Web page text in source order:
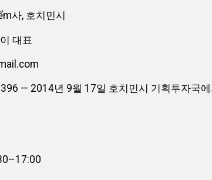
사, 호치민시
대표
— 2014년 9월 17일 호치민시 기획투자국